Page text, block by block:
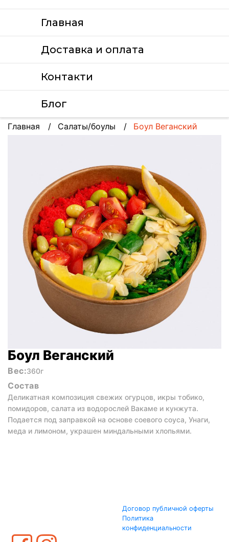
Главная
Доставка и оплата
Контакти
Блог
Главная Салаты/боулы Боул Веганский
Боул Веганский
Вес:360г
Состав
Деликатная композиция свежих огурцов, икры тобико,
помидоров, салата из водорослей Вакаме и кунжута.
Подается под заправкой на основе соевого соуса, Унаги,
меда и лимоном, украшен миндальными хлопьями.
Договор публичной оферты
Политика
конфиденциальности